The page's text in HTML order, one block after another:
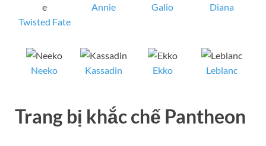
Twisted Fate
Annie Galio Diana
Neeko Kassadin Ekko Leblanc
Trang bị khắc chế Pantheon